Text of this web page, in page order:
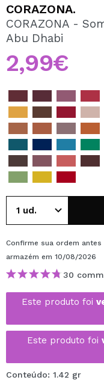
Ao criar uma conta
compras
CORAZONA.
CORAZONA -
Abu Dhabi
2,99€
Confirme sua ordem antes
armazém em 10/08/2026
30
Este produto foi
Este produto foi
Conteúdo: 1.42 gr